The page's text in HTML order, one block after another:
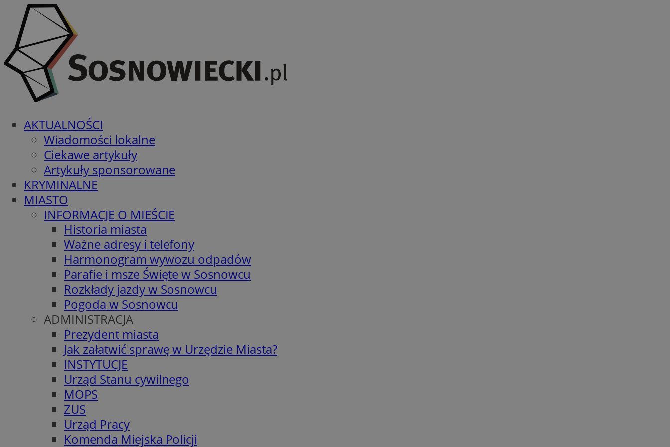
AKTUALNOŚCI
Wiadomości lokalne
Ciekawe artykuły
Artykuły sponsorowane
KRYMINALNE
MIASTO
INFORMACJE O MIEŚCIE
Historia miasta
Ważne adresy i telefony
Harmonogram wywozu odpadów
Parafie i msze Święte w Sosnowcu
Rozkłady jazdy w Sosnowcu
Pogoda w Sosnowcu
ADMINISTRACJA
Prezydent miasta
Jak załatwić sprawę w Urzędzie Miasta?
INSTYTUCJE
Urząd Stanu cywilnego
MOPS
ZUS
Urząd Pracy
Komenda Miejska Policji